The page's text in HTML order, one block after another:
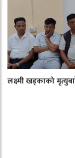
लक्ष्मी खड्काको